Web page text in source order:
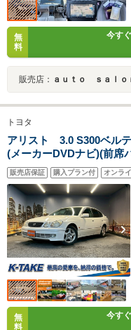
無
料
今す
販売店： ａｕｔｏ ｓａｌｏ
トヨタ
アリスト 3.0 S300ベル
(メーカーDVDナビ)(前席
ール)(電動チルト)(電動格
ッドライト)(フォグラン
AW)
販売店保証 購入プラン付 オンラ
無
料
今す